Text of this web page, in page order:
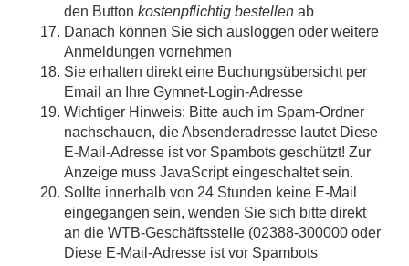
den Button kostenpflichtig bestellen ab
Danach können Sie sich ausloggen oder weitere
Anmeldungen vornehmen
Sie erhalten direkt eine Buchungsübersicht per
Email an Ihre Gymnet-Login-Adresse
Wichtiger Hinweis: Bitte auch im Spam-Ordner
nachschauen, die Absenderadresse lautet Diese
E-Mail-Adresse ist vor Spambots geschützt! Zur
Anzeige muss JavaScript eingeschaltet sein.
Sollte innerhalb von 24 Stunden keine E-Mail
eingegangen sein, wenden Sie sich bitte direkt
an die WTB-Geschäftsstelle (02388-300000 oder
Diese E-Mail-Adresse ist vor Spambots